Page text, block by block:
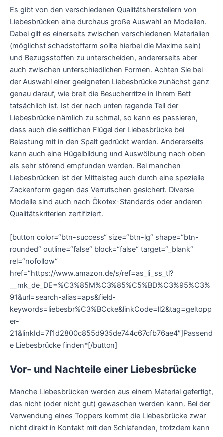
Es gibt von den verschiedenen Qualitätsherstellern von
Liebesbrücken eine durchaus große Auswahl an Modellen.
Dabei gilt es einerseits zwischen verschiedenen Materialien
(möglichst schadstoffarm sollte hierbei die Maxime sein)
und Bezugsstoffen zu unterscheiden, andererseits aber
auch zwischen unterschiedlichen Formen. Achten Sie bei
der Auswahl einer geeigneten Liebesbrücke zunächst ganz
genau darauf, wie breit die Besucherritze in Ihrem Bett
tatsächlich ist. Ist der nach unten ragende Teil der
Liebesbrücke nämlich zu schmal, so kann es passieren,
dass auch die seitlichen Flügel der Liebesbrücke bei
Belastung mit in den Spalt gedrückt werden. Andererseits
kann auch eine Hügelbildung und Auswölbung nach oben
als sehr störend empfunden werden. Bei manchen
Liebesbrücken ist der Mittelsteg auch durch eine spezielle
Zackenform gegen das Verrutschen gesichert. Diverse
Modelle sind auch nach Ökotex-Standards oder anderen
Qualitätskriterien zertifiziert.
[button color=“btn-success“ size=“btn-lg“ shape=“btn-
rounded“ outline=“false“ block=“false“ target=“_blank“
rel=“nofollow“
href=“https://www.amazon.de/s/ref=as_li_ss_tl?
__mk_de_DE=%C3%85M%C3%85%C5%BD%C3%95%C3%
91&url=search-alias=aps&field-
keywords=liebesbr%C3%BCcke&linkCode=ll2&tag=geltopp
er-
21&linkId=7f1d2800c855d935de744c67cfb76ae4″]Passend
e Liebesbrücke finden*[/button]
Vor- und Nachteile einer Liebesbrücke
Manche Liebesbrücken werden aus einem Material gefertigt,
das nicht (oder nicht gut) gewaschen werden kann. Bei der
Verwendung eines Toppers kommt die Liebesbrücke zwar
nicht direkt in Kontakt mit den Schlafenden, trotzdem kann